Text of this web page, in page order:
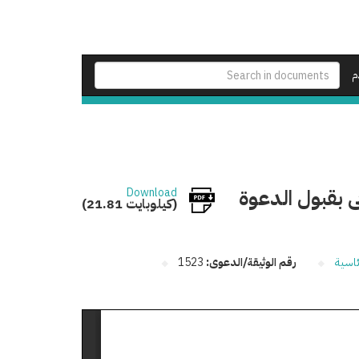
بقبول الدعوة Download
(21.81 كيلوبايت)
رقم الوثيقة/الدعوى: 1523